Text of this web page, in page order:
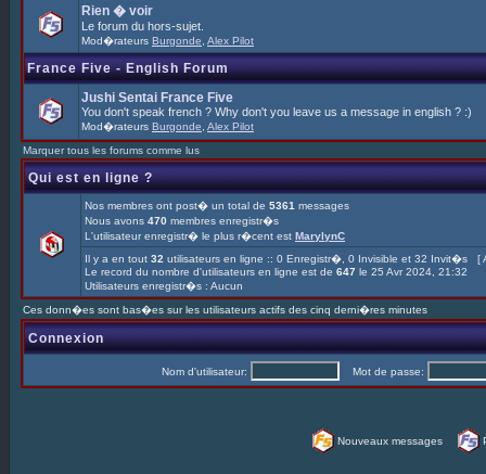
Rien � voir
Le forum du hors-sujet.
Mod�rateurs Burgonde Alex Pilot
France Five - English Forum
Jushi Sentai France Five
You don't speak french ? Why don't you leave us a message in english ? :)
Mod�rateurs Burgonde Alex Pilot
Marquer tous les forums comme lus
Qui est en ligne ?
Nos membres ont post� un total de 5361 messages
Nous avons 470 membres enregistr�s
L'utilisateur enregistr� le plus r�cent est MarylynC
Il y a en tout 32 utilisateurs en ligne :: 0 Enregistr�, 0 Invisible et 32 Invit�s [
Le record du nombre d'utilisateurs en ligne est de 647 le 25 Avr 2024, 21:32
Utilisateurs enregistr�s : Aucun
Ces donn�es sont bas�es sur les utilisateurs actifs des cinq derni�res minutes
Connexion
Nom d'utilisateur: Mot de passe:
Nouveaux messages